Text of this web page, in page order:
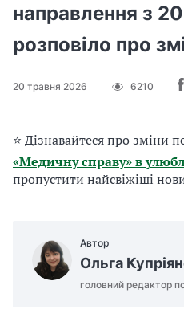
направлення з
розповіло про
20 травня 2026 6210
⭐ Дізнавайтеся про зміни
«Медичну справу» в
пропустити найсвіжіші
Автор
Ольга
головний редактор
ж
н
о
р
т
и